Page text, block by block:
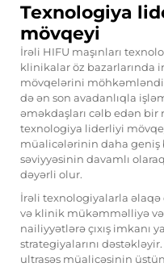
Texnologiya
mövqeyi
İrəli HIFU maşınları
klinikalar öz bazarlarında
mövqelərini
də ən son avadanlıqla
əməkdaşları cəlb edən bir
texnologiya liderliyi
müalicələrinin daha
səviyyəsinin davamlı
dəyərli olur.
İrəli texnologiyalarla əlaqə
və klinik mükəmməlliyə
nailiyyətlərə çıxış imkanı
strategiyalarını
ultrasəs müalicəsinin